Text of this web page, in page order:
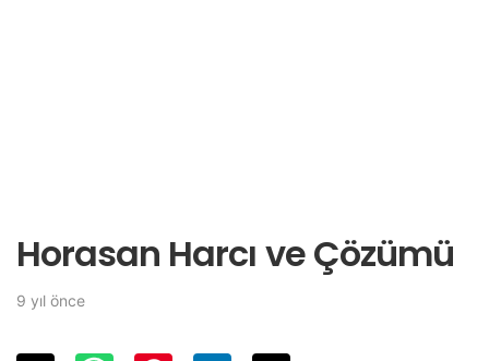
Horasan Harcı ve Çözümü
9 yıl önce